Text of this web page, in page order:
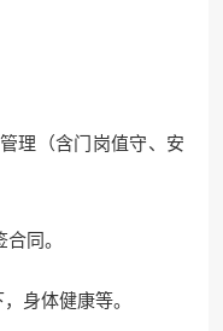
理（含门岗值守、安
合同。
身体健康等。